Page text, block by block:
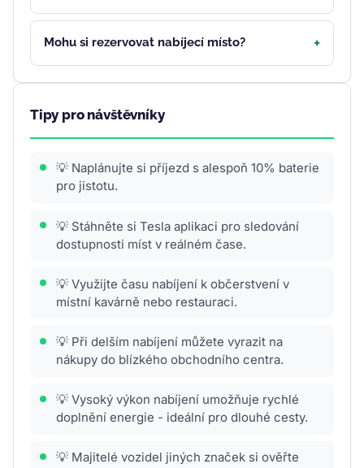
Mohu si rezervovat nabíjecí místo?
Tipy pro návštěvníky
💡 Naplánujte si příjezd s alespoň 10% baterie
pro jistotu.
💡 Stáhněte si Tesla aplikaci pro sledování
dostupnosti míst v reálném čase.
💡 Využijte času nabíjení k občerstvení v
místní kavárně nebo restauraci.
💡 Při delším nabíjení můžete vyrazit na
nákupy do blízkého obchodního centra.
💡 Vysoký výkon nabíjení umožňuje rychlé
doplnění energie - ideální pro dlouhé cesty.
💡 Majitelé vozidel jiných značek si ověřte